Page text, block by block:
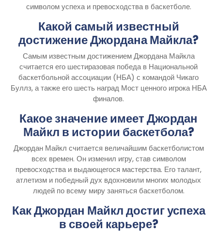
символом успеха и превосходства в баскетболе.
Какой самый известный
достижение Джордана Майкла?
Самым известным достижением Джордана Майкла
считается его шестиразовая победа в Национальной
баскетбольной ассоциации (НБА) с командой Чикаго
Буллз, а также его шесть наград Мост ценного игрока НБА
финалов.
Какое значение имеет Джордан
Майкл в истории баскетбола?
Джордан Майкл считается величайшим баскетболистом
всех времен. Он изменил игру, став символом
превосходства и выдающегося мастерства. Его талант,
атлетизм и победный дух вдохновили многих молодых
людей по всему миру заняться баскетболом.
Как Джордан Майкл достиг успеха
в своей карьере?